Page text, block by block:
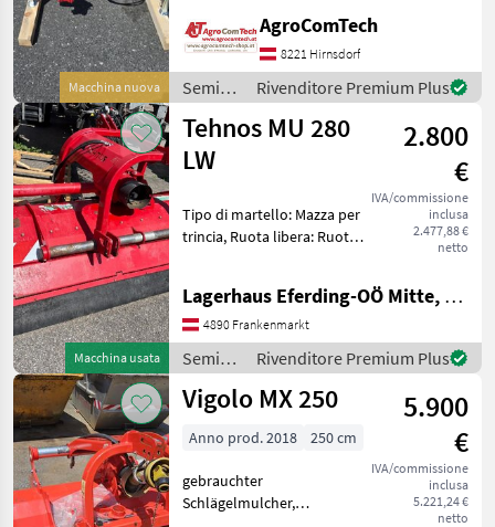
Macchina nuova
04 Tipo di martello: Mazza
per trincia, Ruota libera:
Ruota libera nella
trasmissione, Orient
AgroComTech
8221 Hirnsdorf
Semina
e cura /
Tehnos
Rivenditore Premium Plus
Macchina usata
Tehnos MU 280
LW
2.800
€
IVA/commissione
inclusa
2.477,88 €
netto
Tipo di martello: Mazza per
trincia, Ruota libera: Ruota
Idraulico Semina e cura
Trinciatutto
Lagerhaus Eferding-OÖ Mitte, Frankenmarkt
4890 Frankenmarkt
Semina
e cura /
Tehnos
Rivenditore Premium Plus
Vigolo MX 250
5.900
€
IVA/commissione
inclusa
5.221,24 €
netto
Anno prod. 2018 250 cm
gebrauchter
Schlägelmulcher,